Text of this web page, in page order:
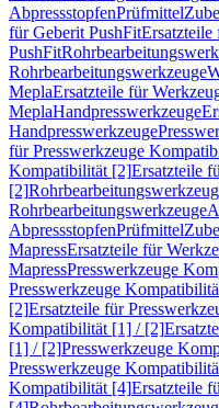
AbpressstopfenPrüfmittel
für Geberit PushFitErsatzteile
PushFit
Rohrbearbeitungswerkzeuge
MeplaErsatzteile für
MeplaHandpresswerkzeuge
Handpresswerkzeuge
für Presswerkzeuge
Kompatibilität [2]Ersatzteile
[2]
Rohrbearbeitungswerkzeuge
AbpressstopfenPrüfmittel
MapressErsatzteile für
MapressPresswerkzeuge
Presswerkzeuge
[2]Ersatzteile für
Kompatibilität [1] / [2]
[1] / [2]Presswerkzeuge
Presswerkzeuge
Kompatibilität [4]Ersatzteile